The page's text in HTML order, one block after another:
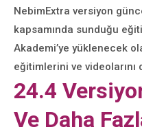
NebimExtra versiyon
kapsamında sunduğu
Akademi’ye yüklenecek
eğitimlerini ve
24.4
Ve Daha